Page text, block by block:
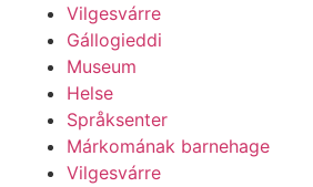
Vilgesvárre
Gállogieddi
Museum
Helse
Språksenter
Márkomának barnehage
Vilgesvárre